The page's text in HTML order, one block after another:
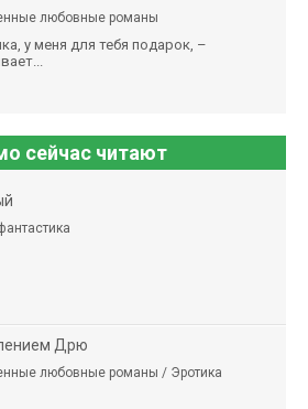
любовные романы
у меня для тебя подарок, –
сейчас читают
Дрю
любовные романы / Эротика